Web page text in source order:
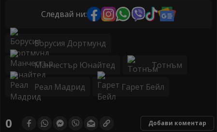
Следвай ни:
Борусия Дортмунд
Манчестър Юнайтед Тотнъм
Реал Мадрид Гарет Бейл
0 Добави коментар